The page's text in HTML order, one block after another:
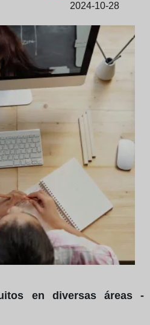
2024-10-28
en diversas áreas -